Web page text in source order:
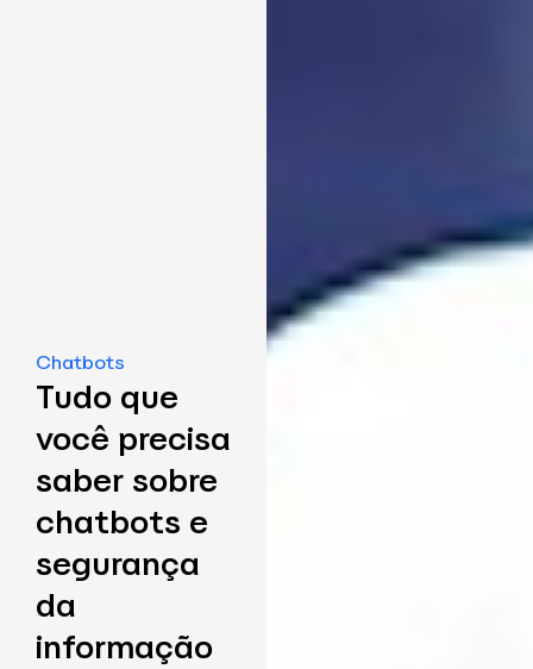
Chatbots
Tudo que
você precisa
saber sobre
chatbots e
segurança
da
informação